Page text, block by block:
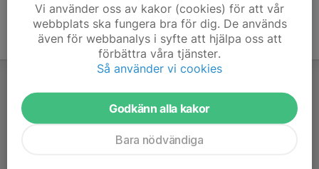
Vi använder oss av kakor (cookies) för att vår
webbplats ska fungera bra för dig. De används
även för webbanalys i syfte att hjälpa oss att
förbättra våra tjänster.
Så använder vi cookies
Godkänn alla kakor
Bara nödvändiga